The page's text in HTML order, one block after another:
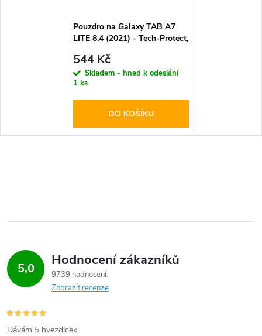
Pouzdro na Galaxy TAB A7
LITE 8.4 (2021) - Tech-Protect,
544 Kč
Skladem - hned k odeslání
1 ks
DO KOŠÍKU
5,0 Hodnocení zákazníků
9739 hodnocení
Zobrazit recenze
Dávám 5 hvezdicek